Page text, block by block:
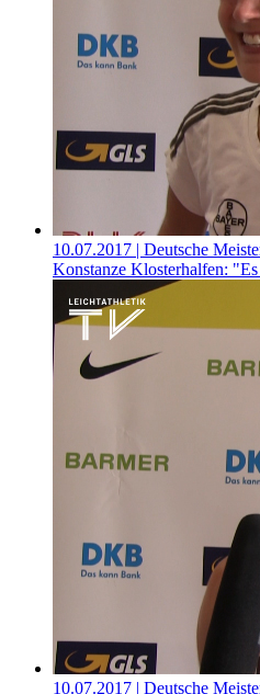
10.07.2017 | Deutsche
Konstanze Klosterhalfen:
10.07.2017 | Deutsche